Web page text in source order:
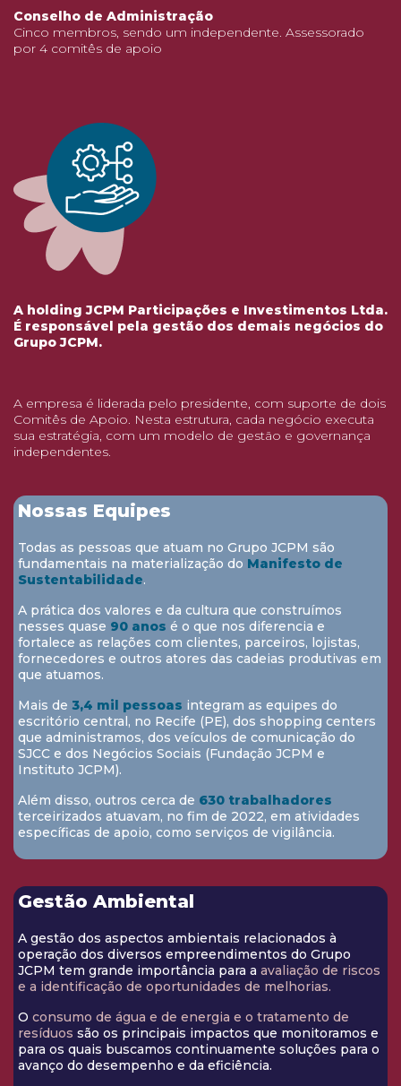
Conselho de Administração
Cinco membros, sendo um independente. Assessorado
por 4 comitês de apoio
A holding JCPM Participações e Investimentos Ltda.
É responsável pela gestão dos demais negócios do
Grupo JCPM.
A empresa é liderada pelo presidente, com suporte de dois
Comitês de Apoio. Nesta estrutura, cada negócio executa
sua estratégia, com um modelo de gestão e governança
independentes.
Nossas Equipes
Todas as pessoas que atuam no Grupo JCPM são
fundamentais na materialização do Manifesto de
Sustentabilidade.
A prática dos valores e da cultura que construímos
nesses quase 90 anos é o que nos diferencia e
fortalece as relações com clientes, parceiros, lojistas,
fornecedores e outros atores das cadeias produtivas em
que atuamos.
Mais de 3,4 mil pessoas integram as equipes do
escritório central, no Recife (PE), dos shopping centers
que administramos, dos veículos de comunicação do
SJCC e dos Negócios Sociais (Fundação JCPM e
Instituto JCPM).
Além disso, outros cerca de 630 trabalhadores
terceirizados atuavam, no fim de 2022, em atividades
específicas de apoio, como serviços de vigilância.
Gestão Ambiental
A gestão dos aspectos ambientais relacionados à
operação dos diversos empreendimentos do Grupo
JCPM tem grande importância para a avaliação de riscos
e a identificação de oportunidades de melhorias.
O consumo de água e de energia e o tratamento de
resíduos são os principais impactos que monitoramos e
para os quais buscamos continuamente soluções para o
avanço do desempenho e da eficiência.